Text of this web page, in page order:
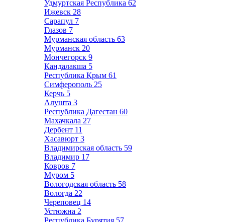
Удмуртская Республика 62
Ижевск 28
Сарапул 7
Глазов 7
Мурманская область 63
Мурманск 20
Мончегорск 9
Кандалакша 5
Республика Крым 61
Симферополь 25
Керчь 5
Алушта 3
Республика Дагестан 60
Махачкала 27
Дербент 11
Хасавюрт 3
Владимирская область 59
Владимир 17
Ковров 7
Муром 5
Вологодская область 58
Вологда 22
Череповец 14
Устюжна 2
Республика Бурятия 57